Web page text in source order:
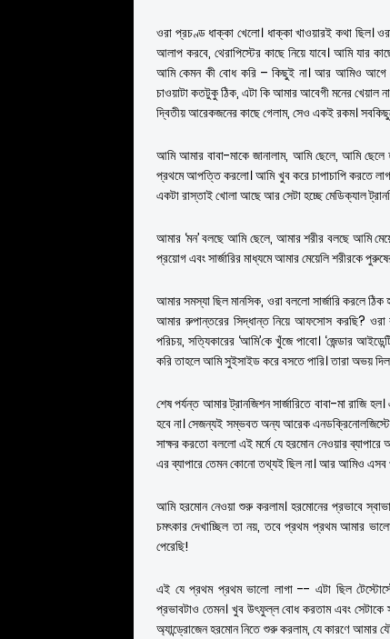
ওরা প্রচণ্ড ধাক্কা খেলো। ধাক্কা খাওয়ারই কথা ছিল।
আলাপ করবে, থেরাপিস্টের কাছে নিয়ে যাবে। আমি যার
আমি কেমন কী বোধ করি – কিছুই না। আর আমিও আগে
চাওয়াটা কতটুকু ঠিক, এটা কি আমার আবেগী মনের খেয়াল
দ্বিতীয় আরেকজনের কাছে গেলাম, সেও একই রকম।
আমি আমার বাবা-মাকে জানালাম, আমি ছেলে, আমি ছেলে
প্রথমে আপত্তি করলো। আমি খুব করে চাপাচাপি করতে
একটা রাস্তাই খোলা আছে আর সেটা হচ্ছে মেডিক্যাল
আমার ‘মন’ বলছে আমি ছেলে, আমার শরীর বলছে আমি
প্রয়োগ এবং সার্জারির মাধ্যমে আমার মেয়েলি শরীরকে
আমার সমস্যা ছিল মানসিক, ওরা বললো সার্জারি করলে
আমার রুপান্তরের সিদ্ধান্ত নিয়ে আফসোস করছি? ওরা
পরিচয়, সত্যিকারের ‘আমি’কে খুঁজে পাবো। ‘জেন্ডার
করি তাহলে আমি সুইসাইড করে বসতে পারি। তারা অভয়
শেষ পর্যন্ত আমার ট্রানজিশন সার্জারিতে বাবা-মা রাজি
হবে না। সেজন্যই সম্ভবত অন্য আরেক
সাক্ষর করতো বললো এই মর্মে যে হরমোন নেওয়ার
এর ব্যাপারে তেমন কোনো তথ্যই ছিল না। আর আমিও এসব
আমি হরমোন নেওয়া শুরু করলাম। হরমোনের প্রভাবে
চমৎকার দেখাচ্ছিল তা নয়, তবে প্রথম প্রথম আমার
পেরেছি!
এই যে প্রথম প্রথম ভালো লাগা -- এটা ছিল
প্রভাবটাও তেমন। খুব উৎফুল্ল বোধ করতাম এবং সেটাকে
অ্যান্ড্রোজেন হরমোন নিতে শুরু করলাম, যে কারণে আমার